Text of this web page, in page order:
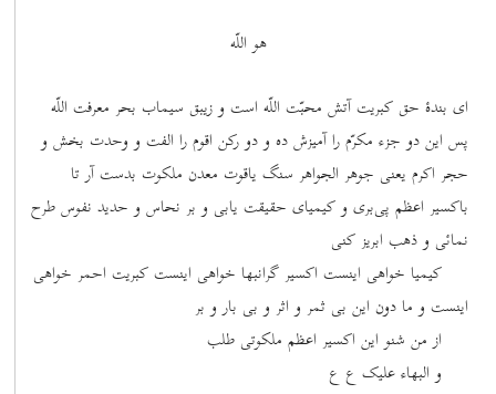
هو اللّه
ای بندۀ حق کبریت آتش محبّت اللّه است و زیبق سیماب بحر معرفت اللّه
پس این دو جزء مکرّم را آمیزش ده و دو رکن اقوم را الفت و وحدت بخش و
حجر اکرم یعنی جوهر الجواهر سنگ یاقوت معدن ملکوت بدست آر تا
باکسیر اعظم پی‌بری و کیمیای حقیقت یابی و بر نحاس و حدید نفوس طرح
نمائی و ذهب ابریز کنی
کیمیا خواهی اینست اکسیر گرانبها خواهی اینست کبریت احمر خواهی
اینست و ما دون این بی ثمر و اثر و بی بار و بر
از من شنو این اکسیر اعظم ملکوتی طلب
و البهاء علیک ع ع